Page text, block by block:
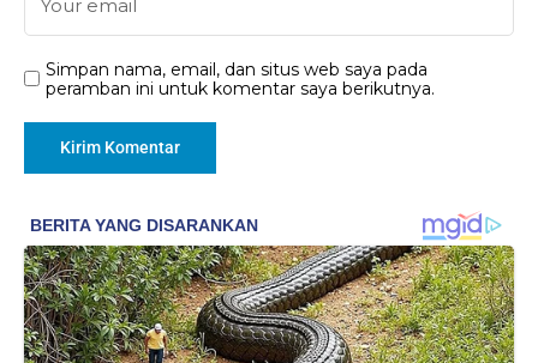
Simpan nama, email, dan situs web saya pada
peramban ini untuk komentar saya berikutnya.